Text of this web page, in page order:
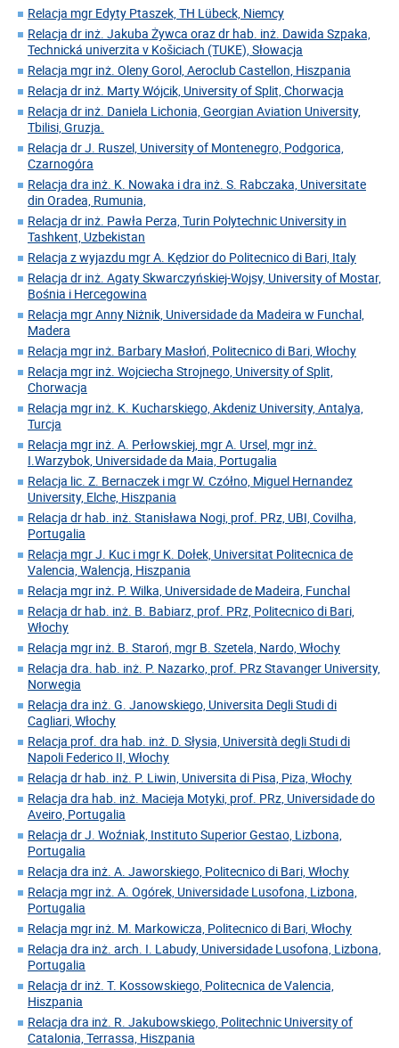
Relacja mgr Edyty Ptaszek, TH Lübeck, Niemcy
Relacja dr inż. Jakuba Żywca oraz dr hab. inż. Dawida Szpaka,
Technická univerzita v Košiciach (TUKE), Słowacja
Relacja mgr inż. Oleny Gorol, Aeroclub Castellon, Hiszpania
Relacja dr inż. Marty Wójcik, University of Split, Chorwacja
Relacja dr inż. Daniela Lichonia, Georgian Aviation University,
Tbilisi, Gruzja.
Relacja dr J. Ruszel, University of Montenegro, Podgorica,
Czarnogóra
Relacja dra inż. K. Nowaka i dra inż. S. Rabczaka, Universitate
din Oradea, Rumunia,
Relacja dr inż. Pawła Perza, Turin Polytechnic University in
Tashkent, Uzbekistan
Relacja z wyjazdu mgr A. Kędzior do Politecnico di Bari, Italy
Relacja dr inż. Agaty Skwarczyńskiej-Wojsy, University of Mostar,
Bośnia i Hercegowina
Relacja mgr Anny Niżnik, Universidade da Madeira w Funchal,
Madera
Relacja mgr inż. Barbary Masłoń, Politecnico di Bari, Włochy
Relacja mgr inż. Wojciecha Strojnego, University of Split,
Chorwacja
Relacja mgr inż. K. Kucharskiego, Akdeniz University, Antalya,
Turcja
Relacja mgr inż. A. Perłowskiej, mgr A. Ursel, mgr inż.
I.Warzybok, Universidade da Maia, Portugalia
Relacja lic. Z. Bernaczek i mgr W. Czółno, Miguel Hernandez
University, Elche, Hiszpania
Relacja dr hab. inż. Stanisława Nogi, prof. PRz, UBI, Covilha,
Portugalia
Relacja mgr J. Kuc i mgr K. Dołek, Universitat Politecnica de
Valencia, Walencja, Hiszpania
Relacja mgr inż. P. Wilka, Universidade de Madeira, Funchal
Relacja dr hab. inż. B. Babiarz, prof. PRz, Politecnico di Bari,
Włochy
Relacja mgr inż. B. Staroń, mgr B. Szetela, Nardo, Włochy
Relacja dra. hab. inż. P. Nazarko, prof. PRz Stavanger University,
Norwegia
Relacja dra inż. G. Janowskiego, Universita Degli Studi di
Cagliari, Włochy
Relacja prof. dra hab. inż. D. Słysia, Università degli Studi di
Napoli Federico II, Włochy
Relacja dr hab. inż. P. Liwin, Universita di Pisa, Piza, Włochy
Relacja dra hab. inż. Macieja Motyki, prof. PRz, Universidade do
Aveiro, Portugalia
Relacja dr J. Woźniak, Instituto Superior Gestao, Lizbona,
Portugalia
Relacja dra inż. A. Jaworskiego, Politecnico di Bari, Włochy
Relacja mgr inż. A. Ogórek, Universidade Lusofona, Lizbona,
Portugalia
Relacja mgr inż. M. Markowicza, Politecnico di Bari, Włochy
Relacja dra inż. arch. I. Labudy, Universidade Lusofona, Lizbona,
Portugalia
Relacja dr inż. T. Kossowskiego, Politecnica de Valencia,
Hiszpania
Relacja dra inż. R. Jakubowskiego, Politechnic University of
Catalonia, Terrassa, Hiszpania